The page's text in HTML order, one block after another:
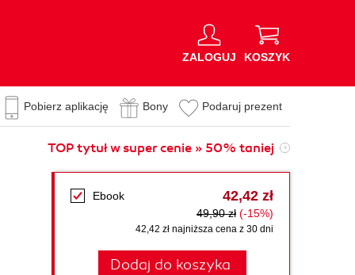
ZALOGUJ KOSZYK
Pobierz aplikację Bony Podaruj prezent
TOP tytuł w super cenie » 50% taniej
Ebook 42,42 zł
49,90 zł (-15%)
42,42 zł najniższa cena z 30 dni
Dodaj do koszyka